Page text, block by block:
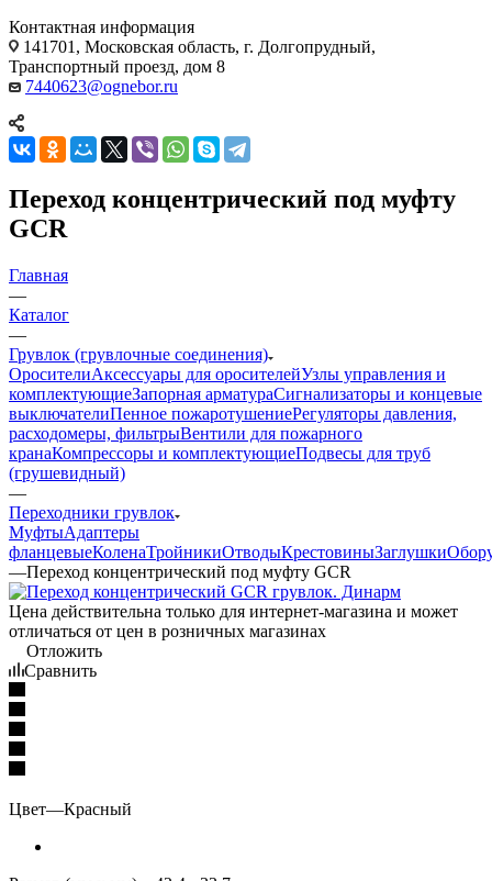
Контактная информация
141701, Московская область, г. Долгопрудный,
Транспортный проезд, дом 8
7440623@ognebor.ru
Переход концентрический под муфту
GCR
Главная
—
Каталог
—
Грувлок (грувлочные соединения)
ОросителиАксессуары для оросителейУзлы управления и
комплектующиеЗапорная арматураСигнализаторы и концевые
выключателиПенное пожаротушениеРегуляторы давления,
расходомеры, фильтрыВентили для пожарного
кранаКомпрессоры и комплектующиеПодвесы для труб
(грушевидный)
—
Переходники грувлок
МуфтыАдаптеры
фланцевыеКоленаТройникиОтводыКрестовиныЗаглушки
—Переход концентрический под муфту GCR
Цена действительна только для интернет-магазина и может
отличаться от цен в розничных магазинах
Отложить
Сравнить
Цвет—Красный